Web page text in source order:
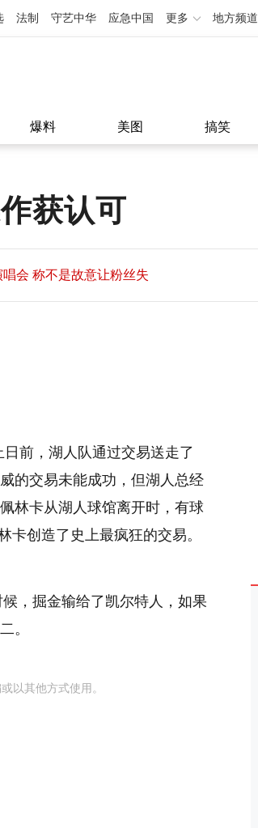
法制 守艺中华 应急中国 更多 地方频道
爆料 美图 搞笑
获认可
会 称不是故意让粉丝失
会 称不是故意让粉丝失
前，湖人队通过交易送走了
的交易未能成功，但湖人总经
林卡从湖人球馆离开时，有球
卡创造了史上最疯狂的交易。
，掘金输给了凯尔特人，如果
。
以其他方式使用。